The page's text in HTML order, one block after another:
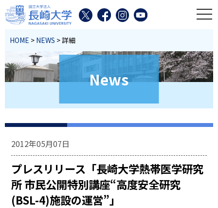
HOME > NEWS > 詳細
News
2012年05月07日
プレスリリース「長崎大学熱帯医学研究
所 市民公開特別講座“高度安全研究
(BSL-4)施設の運営”」